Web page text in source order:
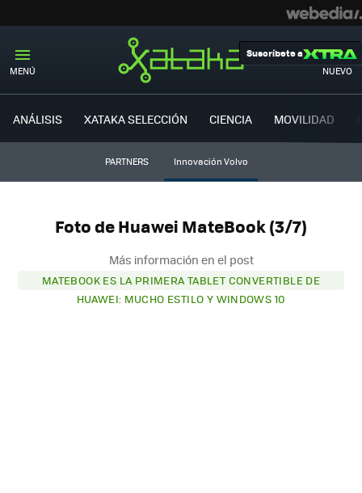
MENÚ NUEVO
Suscríbete a
ANÁLISIS XATAKA SELECCIÓN CIENCIA MOVILIDAD
PARTNERS Innovación Volvo
Foto de Huawei MateBook (3/7)
Más información en el post
MATEBOOK ES LA PRIMERA TABLET CONVERTIBLE DE
HUAWEI: MUCHO ESTILO Y WINDOWS 10